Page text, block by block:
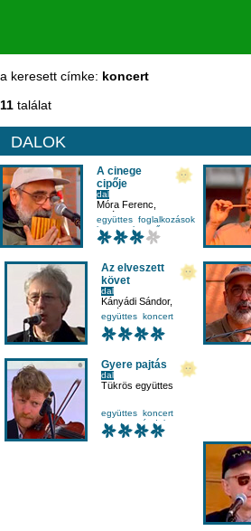
a keresett címke: koncert
11 találat
DALOK
A cinege
cipője
dal
Móra Ferenc
Kaláka együttes
együttes foglalkozások
koncert
levegő
Az elveszett
követ
dal
Kányádi Sándor,
Kaláka együttes
együttes koncert
mesetv
Gyere pajtás
dal
Tükrös együttes
együttes koncert
mesetv
népdal